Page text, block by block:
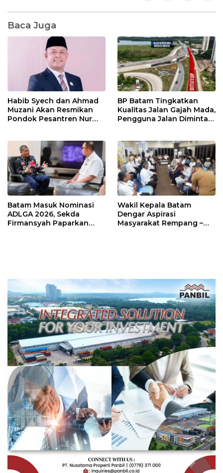
Baca Juga
Habib Syech dan Ahmad
Muzani Akan Resmikan
Pondok Pesantren Nur
BP Batam Tingkatkan
Kualitas Jalan Gajah Mada,
Pengguna Jalan Diminta
Batam Masuk Nominasi
ADLGA 2026, Sekda
Firmansyah Paparkan
Wakil Kepala Batam
Dengar Aspirasi
Masyarakat Rempang –